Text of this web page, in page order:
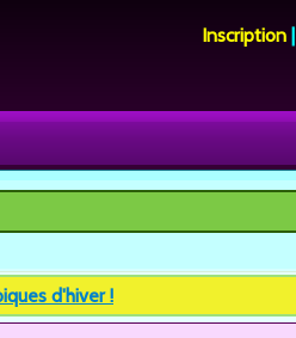
Inscription
d'hiver !